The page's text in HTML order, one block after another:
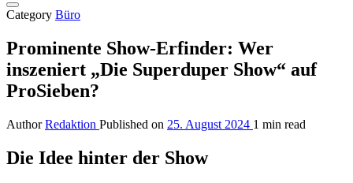
Category Büro
Prominente Show-Erfinder: Wer
inszeniert „Die Superduper Show“ auf
ProSieben?
Author Redaktion Published on 25. August 2024 1 min read
Die Idee hinter der Show